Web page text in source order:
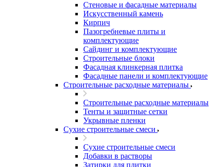
Стеновые и фасадные материалы
Искусственный камень
Кирпич
Пазогребневые плиты и
комплектующие
Сайдинг и комплектующие
Строительные блоки
Фасадная клинкерная плитка
Фасадные панели и комплектующие
Строительные расходные материалы
Строительные расходные материалы
Тенты и защитные сетки
Укрывные пленки
Сухие строительные смеси
Сухие строительные смеси
Добавки в растворы
Затирки для плитки